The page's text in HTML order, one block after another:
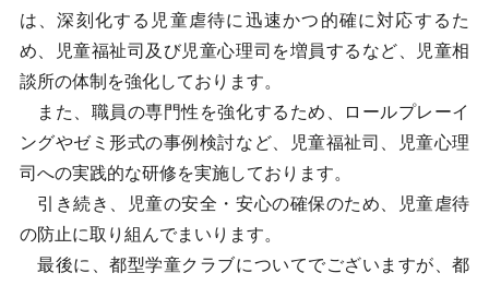
は、深刻化する児童虐待に迅速かつ的確に対応するた
め、児童福祉司及び児童心理司を増員するなど、児童相
談所の体制を強化しております。
また、職員の専門性を強化するため、ロールプレーイ
ングやゼミ形式の事例検討など、児童福祉司、児童心理
司への実践的な研修を実施しております。
引き続き、児童の安全・安心の確保のため、児童虐待
の防止に取り組んでまいります。
最後に、都型学童クラブについてでございますが、都